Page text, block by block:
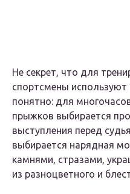
Не секрет, что для
спортсмены используют
понятно: для
прыжков выбирается
выступления перед
выбирается нарядная
камнями, стразами,
из разноцветного и